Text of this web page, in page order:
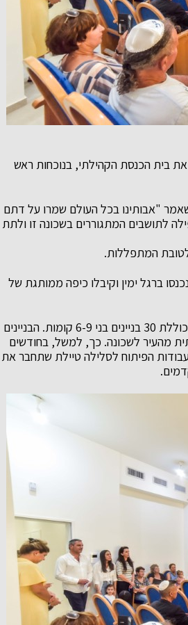
את בית הכנסת הקהילתי, בנוכחות ראש
"אבותינו בכל העולם שמרו על דתם
לתושבים המתגוררים בשכונה זו ולתת
המתפללות.
הגיעו כ-100 איש כאשר כולם נכנסו ברגל ימין וקיבלו כיפה ממותגת של
שכונת אכזיב ממוקמת בצפון נהריה ומשתרעת על פני 65 דונם. השכונה כוללת 30 בניינים בני 6-9 קומות. הבניינים
מהעיר לשכונה. כך, למשל, בחודשים
הפיתוח לסלילה טיילת שתחבר את